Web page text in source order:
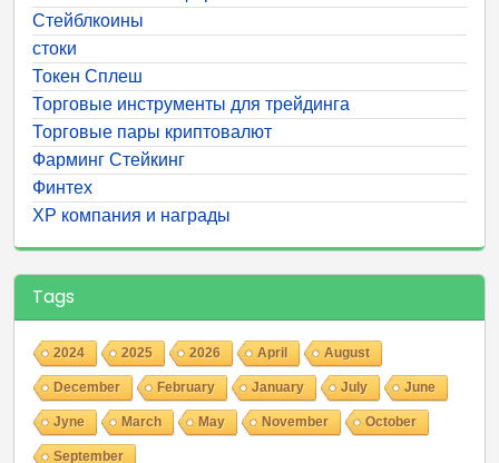
Стейблкоины
стоки
Токен Сплеш
Торговые инструменты для трейдинга
Торговые пары криптовалют
Фарминг Стейкинг
Финтех
ХР компания и награды
Tags
2024 2025 2026 April August
December February January July June
Jyne March May November October
September